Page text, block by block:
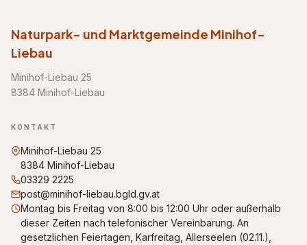
Naturpark- und Marktgemeinde Minihof-
Liebau
Minihof-Liebau 25
8384 Minihof-Liebau
KONTAKT
Minihof-Liebau 25
8384 Minihof-Liebau
03329 2225
post@minihof-liebau.bgld.gv.at
Montag bis Freitag von 8:00 bis 12:00 Uhr oder außerhalb
dieser Zeiten nach telefonischer Vereinbarung. An
gesetzlichen Feiertagen, Karfreitag, Allerseelen (02.11.),